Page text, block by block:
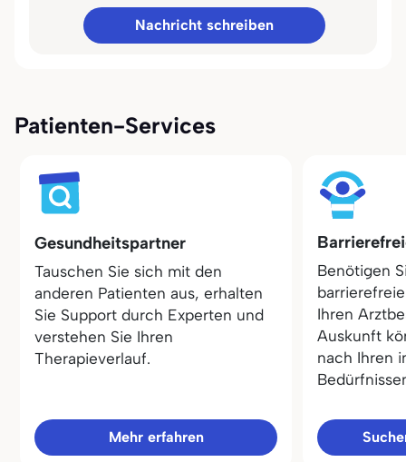
Nachricht schreiben
Patienten-Services
Gesundheitspartner
Tauschen Sie sich mit den
anderen Patienten aus, erhalten
Sie Support durch Experten und
verstehen Sie Ihren
Therapieverlauf.
Mehr erfahren
Benötigen
Ihren
Auskunft
nach Ihren